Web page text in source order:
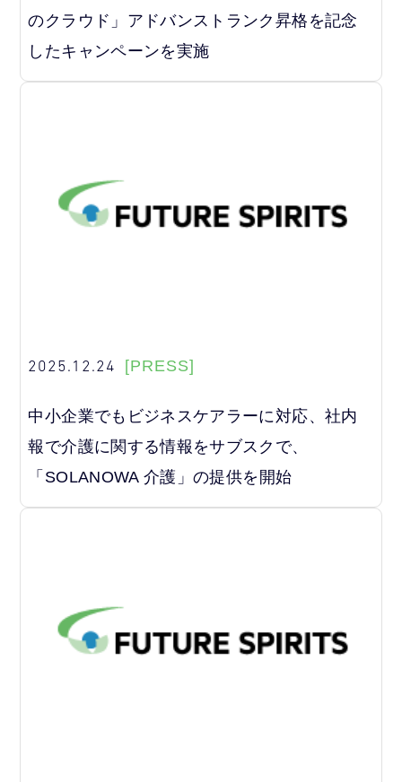
のクラウド」アドバンストランク昇格を記念
したキャンペーンを実施
2025.12.24 [PRESS]
中小企業でもビジネスケアラーに対応、社内
報で介護に関する情報をサブスクで、
「SOLANOWA 介護」の提供を開始